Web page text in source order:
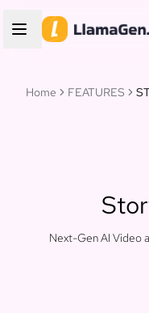
Home FEATURES
Next-Gen AI Video